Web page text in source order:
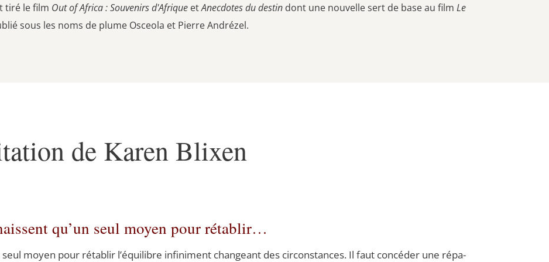
tiré le film Out of Africa : Souvenirs d'Afrique etAnecdotes du destin dont une nouvelle sert de base au filmLe
sous les noms de plume Osceola et Pierre Andrézel.
de Karen Blixen
qu’un seul moyen pour rétablir…
moyen pour réta­blir l’équilibre infi­ni­ment chan­geant des cir­cons­tances. Il faut concé­der une répa­